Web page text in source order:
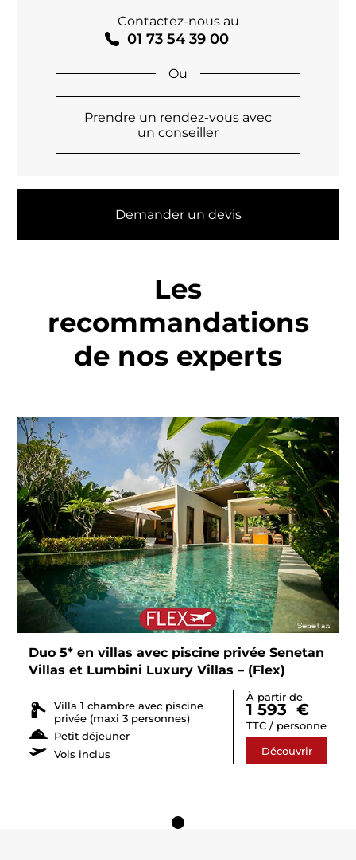
Contactez-nous au
01 73 54 39 00
Prendre un rendez-vous avec
un conseiller
Demander un devis
Les
recommandations
de nos experts
Duo 5* en villas avec piscine privée Senetan
Villas et Lumbini Luxury Villas – (Flex)
Villa 1 chambre avec piscine
privée (maxi 3 personnes)
Petit déjeuner
Vols inclus
À partir de
1 593 €
TTC / personne
Découvrir